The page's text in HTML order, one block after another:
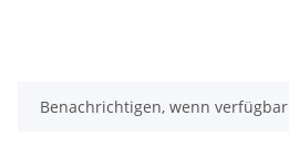
Benachrichtigen, wenn verfügbar